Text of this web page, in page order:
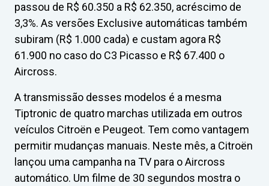
passou de R$ 60.350 a R$ 62.350, acréscimo de
3,3%. As versões Exclusive automáticas também
subiram (R$ 1.000 cada) e custam agora R$
61.900 no caso do C3 Picasso e R$ 67.400 o
Aircross.
A transmissão desses modelos é a mesma
Tiptronic de quatro marchas utilizada em outros
veículos Citroën e Peugeot. Tem como vantagem
permitir mudanças manuais. Neste mês, a Citroën
lançou uma campanha na TV para o Aircross
automático. Um filme de 30 segundos mostra o